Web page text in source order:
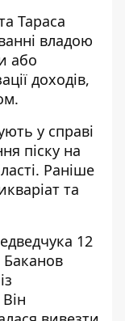
Тараса
владою
або
доходів,
у справі
піску на
. Раніше
та
12
Баканов